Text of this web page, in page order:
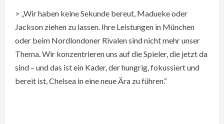
> „Wir haben keine Sekunde bereut, Madueke oder
Jackson ziehen zu lassen. Ihre Leistungen in München
oder beim Nordlondoner Rivalen sind nicht mehr unser
Thema. Wir konzentrieren uns auf die Spieler, die jetzt da
sind – und das ist ein Kader, der hungrig, fokussiert und
bereit ist, Chelsea in eine neue Ära zu führen.“